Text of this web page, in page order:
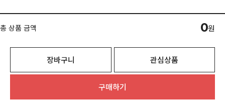
총 상품 금액 0원
장바구니 관심상품
구매하기